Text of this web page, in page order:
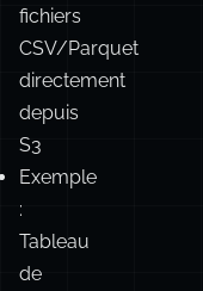
complexes
Vous
voulez
traiter
des
fichiers
CSV/Parquet
directement
depuis